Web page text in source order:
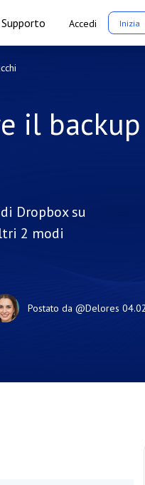
Supporto Accedi Inizia
il backup
Dropbox su
2 modi
Postato da @Delores